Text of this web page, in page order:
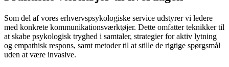
Som del af vores erhvervspsykologiske service udstyrer vi ledere
med konkrete kommunikationsværktøjer. Dette omfatter teknikker til
at skabe psykologisk tryghed i samtaler, strategier for aktiv lytning
og empathisk respons, samt metoder til at stille de rigtige spørgsmål
uden at være invasive.